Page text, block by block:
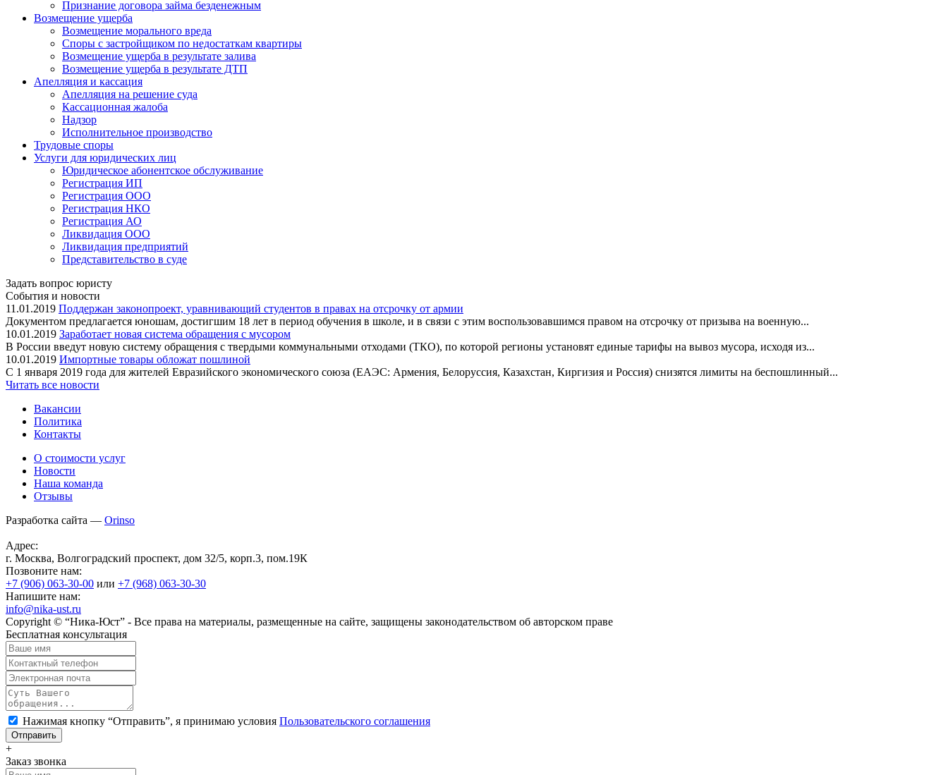
Признание договора займа безденежным
Возмещение ущерба
Возмещение морального вреда
Споры с застройщиком по недостаткам квартиры
Возмещение ущерба в результате залива
Возмещение ущерба в результате ДТП
Апелляция и кассация
Апелляция на решение суда
Кассационная жалоба
Надзор
Исполнительное производство
Трудовые споры
Услуги для юридических лиц
Юридическое абонентское обслуживание
Регистрация ИП
Регистрация ООО
Регистрация НКО
Регистрация АО
Ликвидация ООО
Ликвидация предприятий
Представительство в суде
Задать вопрос юристу
События и новости
11.01.2019 Поддержан законопроект, уравнивающий студентов в правах на отсрочку от армии
Документом предлагается юношам, достигшим 18 лет в период обучения в школе, и в связи с этим воспользовавшимся правом на отсрочку от призыва на военную...
10.01.2019 Заработает новая система обращения с мусором
В России введут новую систему обращения с твердыми коммунальными отходами (ТКО), по которой регионы установят единые тарифы на вывоз мусора, исходя из...
10.01.2019 Импортные товары обложат пошлиной
С 1 января 2019 года для жителей Евразийского экономического союза (ЕАЭС: Армения, Белоруссия, Казахстан, Киргизия и Россия) снизятся лимиты на беспошлинный...
Читать все новости
Вакансии
Политика
Контакты
О стоимости услуг
Новости
Наша команда
Отзывы
Разработка сайта — Orinso
Адрес:
г. Москва, Волгоградский проспект, дом 32/5, корп.3, пом.19К
Позвоните нам:
+7 (906) 063-30-00 или +7 (968) 063-30-30
Напишите нам:
info@nika-ust.ru
Copyright © “Ника-Юст” - Все права на материалы, размещенные на сайте, защищены законодательством об авторском праве
Бесплатная консультация
Нажимая кнопку “Отправить”, я принимаю условия Пользовательского соглашения
+
Заказ звонка